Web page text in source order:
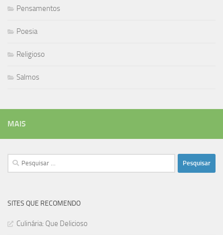
Pensamentos
Poesia
Religioso
Salmos
MAIS
Pesquisar
por:
SITES QUE RECOMENDO
Culinária: Que Delicioso